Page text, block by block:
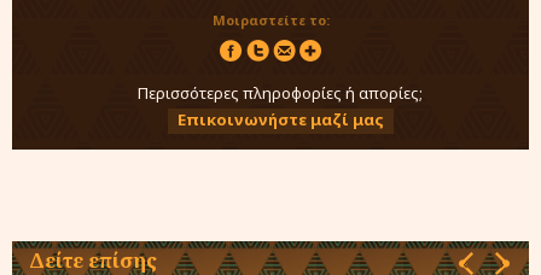
Μοιραστείτε το:
Περισσότερες πληροφορίες ή απορίες;
Επικοινωνήστε μαζί μας
Δείτε επίσης ‹ ›